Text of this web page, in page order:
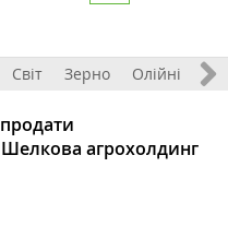
Світ Зерно Олійні
агрохолдинг